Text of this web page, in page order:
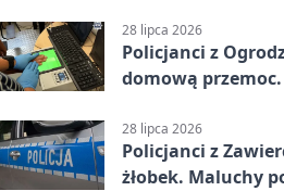
28 lipca 2026
Policjanci z
domową
28 lipca 2026
Policjanci z
żłobek. Maluchy